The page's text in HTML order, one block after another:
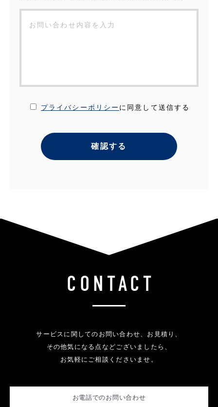
プライバシーポリシー に同意して送信する
確認する
CONTACT
サービスに関してのお問い合わせ、お見積り、
その他気になる点などございましたら、
お気軽にご相談くださいませ。
お電話でのお問い合わせ